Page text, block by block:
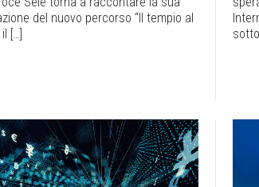
del nuovo percorso “Il tempio al
[…]